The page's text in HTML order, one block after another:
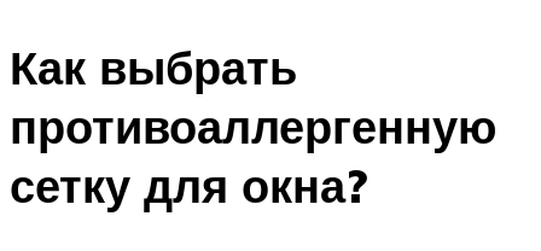
Как выбрать
противоаллергенную
сетку для окна?